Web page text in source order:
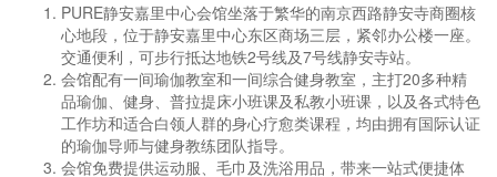
PURE静安嘉里中心会馆坐落于繁华的南京西路静安寺商圈核
心地段，位于静安嘉里中心东区商场三层，紧邻办公楼一座。
交通便利，可步行抵达地铁2号线及7号线静安寺站。
会馆配有一间瑜伽教室和一间综合健身教室，主打20多种精
品瑜伽、健身、普拉提床小班课及私教小班课，以及各式特色
工作坊和适合白领人群的身心疗愈类课程，均由拥有国际认证
的瑜伽导师与健身教练团队指导。
会馆免费提供运动服、毛巾及洗浴用品，带来一站式便捷体